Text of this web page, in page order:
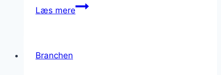
Læs mereErhvervsbyggeri
Branchen